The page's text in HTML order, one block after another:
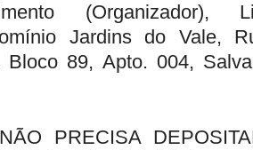
(Organizador),
Jardins do Vale,
Bloco 89, Apto. 004,
PRECISA